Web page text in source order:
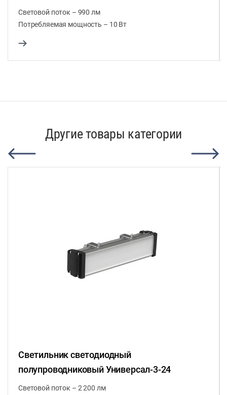
Световой поток – 990 лм
Потребляемая мощность – 10 Вт
Другие товары категории
Светильник светодиодный
полупроводниковый Универсал-3-24
Световой поток – 2 200 лм